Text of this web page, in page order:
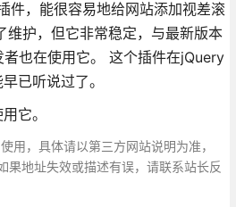
件，能很容易地给网站添加视差滚
维护，但它非常稳定，与最新版本
也在使用它。 这个插件在jQuery
已听说过了。
它。
用，具体请以第三方网站说明为准，
果地址失效或描述有误，请联系站长反